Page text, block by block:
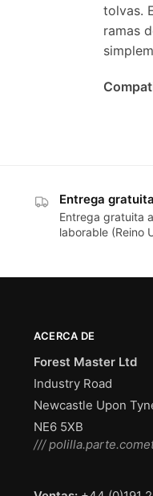
tolvas.
ramas
Entrega
Entrega gratuita
laborable (Reino
ACERCA DE
Forest Master Ltd
Industry Road
Newcastle Upon
NE6 5XB
///